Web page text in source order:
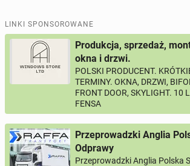
LINKI SPONSOROWANE
Produkcja, sprzedaż,
okna i drzwi.
POLSKI PRODUCENT.
TERMINY. OKNA, DRZWI,
FRONT DOOR, SKYLIGHT. 10
FENSA
Przeprowadzki Anglia
Odprawy
Przeprowadzki Anglia Polska